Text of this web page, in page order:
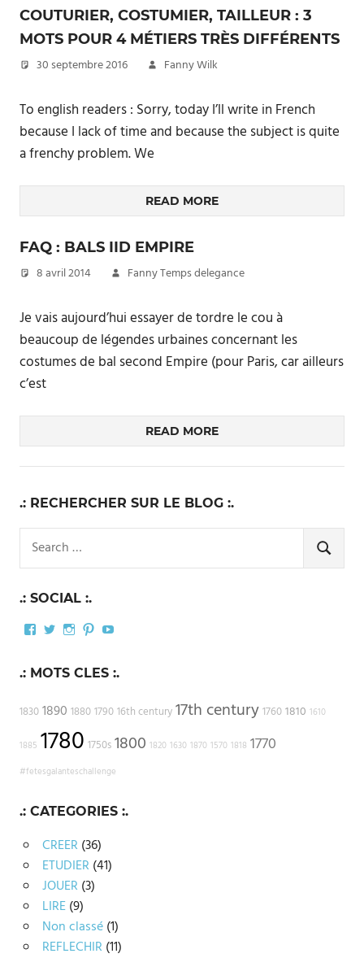
COUTURIER, COSTUMIER, TAILLEUR : 3
MOTS POUR 4 MÉTIERS TRÈS DIFFÉRENTS
30 septembre 2016 Fanny Wilk
To english readers : Sorry, today I’ll write in French
because I lack of time and because the subject is quite
a frenchy problem. We
READ MORE
FAQ : BALS IID EMPIRE
8 avril 2014 Fanny Temps delegance
Je vais aujourd’hui essayer de tordre le cou à
beaucoup de légendes urbaines concernant les
costumes de bal second Empire (pour Paris, car ailleurs
c’est
READ MORE
.: RECHERCHER SUR LE BLOG :.
for:
SEARCH
.: SOCIAL :.
Facebook
TwitterInstagram
PinterestYouTube
.: MOTS CLES :.
1830 1890 1880 1790 16th century 17th century 1760 1810 1610
1885 1780 1750s 1800 1820 1630 1870 1570 1818 1770
#fetesgalanteschallenge
.: CATEGORIES :.
CREER (36)
ETUDIER (41)
JOUER (3)
LIRE(9)
Non classé(1)
REFLECHIR (11)